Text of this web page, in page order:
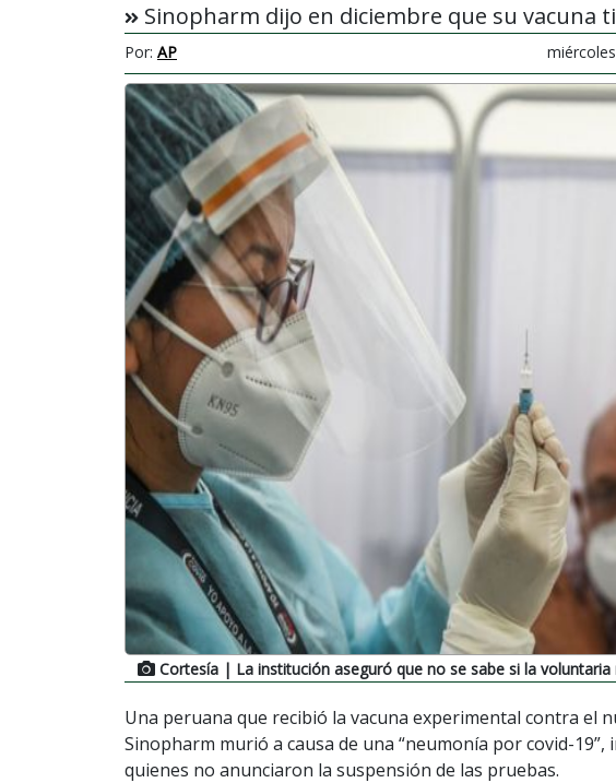
Sinopharm dijo en diciembre que su vacuna
Por: AP
Cortesía | La institución aseguró que no se sabe si la
Una peruana que recibió la vacuna experimental contra el
Sinopharm murió a causa de una “neumonía por covid-
quienes no anunciaron la suspensión de las pruebas.